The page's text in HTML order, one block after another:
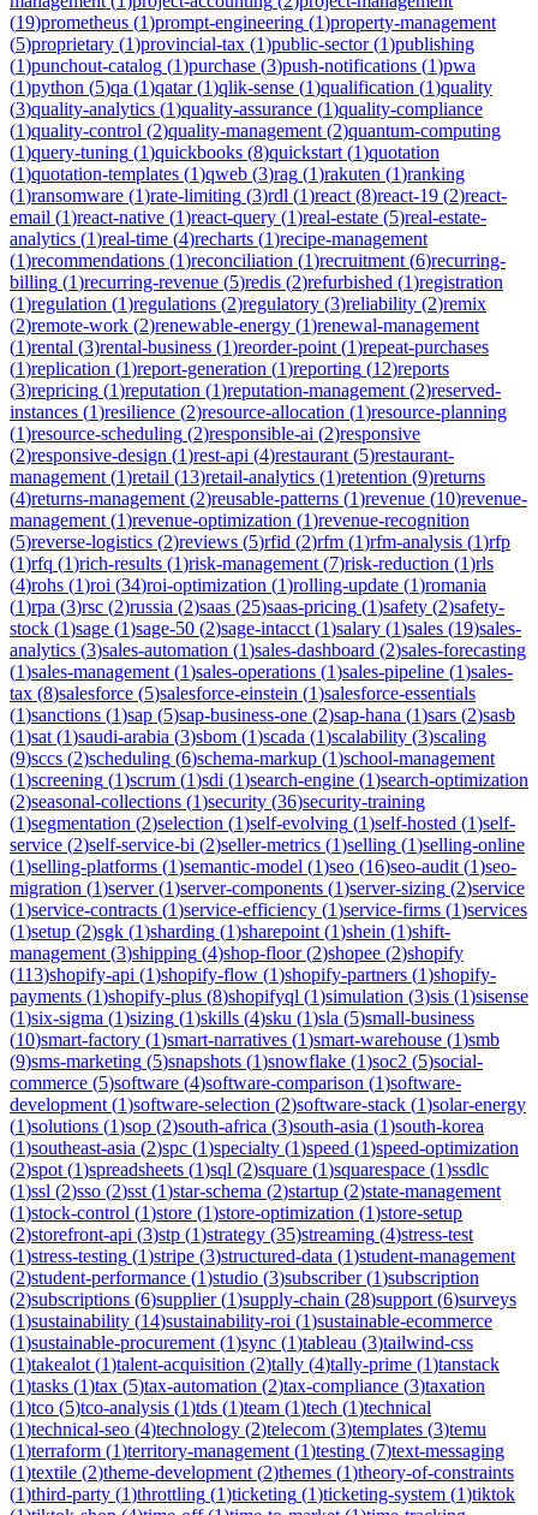
(19)prometheus (1)prompt-engineering (1)property-management
(5)proprietary (1)provincial-tax (1)public-sector(1)publishing
(1)punchout-catalog (1)purchase (3)push-notifications (1)pwa
(1)python (5)qa (1)qatar(1)qlik-sense (1)qualification (1)quality
(3)quality-analytics (1)quality-assurance (1)quality-compliance
(1)quality-control (2)quality-management (2)quantum-computing
(1)query-tuning (1)quickbooks (8)quickstart (1)quotation
(1)quotation-templates (1)qweb (3)rag (1)rakuten (1)ranking
(1)ransomware (1)rate-limiting (3)rdl (1)react (8)react-19 (2)react-
email (1)react-native (1)react-query (1)real-estate (5)real-estate-
analytics (1)real-time (4)recharts (1)recipe-management
(1)recommendations (1)reconciliation (1)recruitment (6)recurring-
billing (1)recurring-revenue (5)redis (2)refurbished (1)registration
(1)regulation (1)regulations (2)regulatory (3)reliability (2)remix
(2)remote-work (2)renewable-energy (1)renewal-management
(1)rental (3)rental-business (1)reorder-point (1)repeat-purchases
(1)replication (1)report-generation (1)reporting (12)reports
(3)repricing (1)reputation (1)reputation-management (2)reserved-
instances (1)resilience (2)resource-allocation (1)resource-planning
(1)resource-scheduling (2)responsible-ai (2)responsive
(2)responsive-design (1)rest-api (4)restaurant (5)restaurant-
management (1)retail (13)retail-analytics (1)retention (9)returns
(4)returns-management (2)reusable-patterns (1)revenue (10)revenue-
management (1)revenue-optimization (1)revenue-recognition
(5)reverse-logistics (2)reviews (5)rfid (2)rfm (1)rfm-analysis (1)rfp
(1)rfq (1)rich-results (1)risk-management (7)risk-reduction (1)rls
(4)rohs (1)roi (34)roi-optimization (1)rolling-update (1)romania
(1)rpa (3)rsc (2)russia (2)saas (25)saas-pricing (1)safety (2)safety-
stock (1)sage (1)sage-50 (2)sage-intacct (1)salary (1)sales (19)sales-
analytics (3)sales-automation (1)sales-dashboard (2)sales-forecasting
(1)sales-management (1)sales-operations (1)sales-pipeline (1)sales-
tax (8)salesforce (5)salesforce-einstein (1)salesforce-essentials
(1)sanctions (1)sap (5)sap-business-one (2)sap-hana (1)sars (2)sasb
(1)sat (1)saudi-arabia (3)sbom (1)scada (1)scalability (3)scaling
(9)sccs (2)scheduling (6)schema-markup (1)school-management
(1)screening (1)scrum (1)sdi (1)search-engine (1)search-optimization
(2)seasonal-collections (1)security (36)security-training
(1)segmentation (2)selection (1)self-evolving (1)self-hosted (1)self-
service (2)self-service-bi (2)seller-metrics (1)selling (1)selling-online
(1)selling-platforms (1)semantic-model (1)seo (16)seo-audit (1)seo-
migration (1)server(1)server-components (1)server-sizing (2)service
(1)service-contracts (1)service-efficiency (1)service-firms (1)services
(1)setup (2)sgk (1)sharding (1)sharepoint (1)shein (1)shift-
management (3)shipping (4)shop-floor(2)shopee (2)shopify
(113)shopify-api (1)shopify-flow (1)shopify-partners (1)shopify-
payments (1)shopify-plus (8)shopifyql (1)simulation (3)sis (1)sisense
(1)six-sigma (1)sizing (1)skills (4)sku (1)sla (5)small-business
(10)smart-factory (1)smart-narratives (1)smart-warehouse (1)smb
(9)sms-marketing (5)snapshots (1)snowflake (1)soc2 (5)social-
commerce (5)software (4)software-comparison (1)software-
development (1)software-selection (2)software-stack (1)solar-energy
(1)solutions (1)sop (2)south-africa (3)south-asia (1)south-korea
(1)southeast-asia (2)spc (1)specialty (1)speed (1)speed-optimization
(2)spot (1)spreadsheets (1)sql (2)square (1)squarespace (1)ssdlc
(1)ssl (2)sso (2)sst (1)star-schema (2)startup (2)state-management
(1)stock-control (1)store (1)store-optimization (1)store-setup
(2)storefront-api (3)stp (1)strategy (35)streaming (4)stress-test
(1)stress-testing (1)stripe (3)structured-data (1)student-management
(2)student-performance (1)studio (3)subscriber(1)subscription
(2)subscriptions (6)supplier(1)supply-chain (28)support (6)surveys
(1)sustainability (14)sustainability-roi (1)sustainable-ecommerce
(1)sustainable-procurement (1)sync (1)tableau (3)tailwind-css
(1)takealot (1)talent-acquisition (2)tally (4)tally-prime (1)tanstack
(1)tasks (1)tax (5)tax-automation (2)tax-compliance (3)taxation
(1)tco (5)tco-analysis (1)tds (1)team (1)tech (1)technical
(1)technical-seo (4)technology (2)telecom (3)templates (3)temu
(1)terraform (1)territory-management (1)testing (7)text-messaging
(1)textile (2)theme-development (2)themes (1)theory-of-constraints
(1)third-party (1)throttling (1)ticketing (1)ticketing-system (1)tiktok